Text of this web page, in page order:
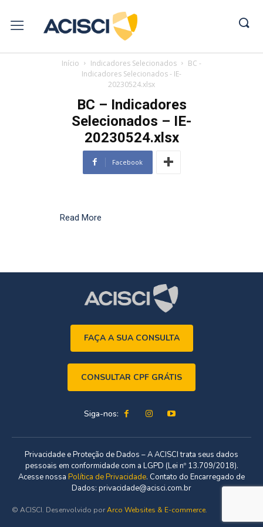
Início Indicadores Selecionados
BC -
Indicadores Selecionados - IE-
20230524.xlsx
BC – Indicadores
Selecionados – IE-
20230524.xlsx
Facebook
Read More
FAÇA A SUA CONSULTA
CONSULTAR CPF GRÁTIS
Siga-nos:
Privacidade e Proteção de Dados – A ACISCI trata seus dados
pessoais em conformidade com a LGPD (Lei nº 13.709/2018).
Acesse nossa Política de Privacidade. Contato do Encarregado de
Dados: privacidade@acisci.com.br
© ACISCI. Desenvolvido porArco Websites & E-commerce.